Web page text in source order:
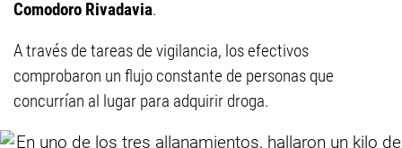
Comodoro Rivadavia.
A través de tareas de vigilancia, los efectivos
comprobaron un flujo constante de personas que
concurrían al lugar para adquirir droga.